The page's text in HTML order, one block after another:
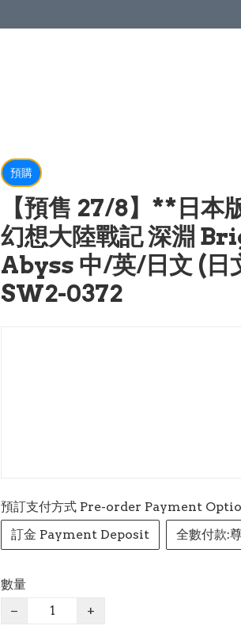
預購
【預售 27/8】**日本
幻想大陸戰記 深淵
Abyss 中/英/日文 (日
SW2-0372
預訂支付方式 Pre-order Payment
訂金 Payment Deposit
全數付款:
數量
−
+